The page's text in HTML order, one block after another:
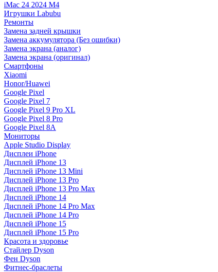
iMac 24 2024 M4
Игрушки Labubu
Ремонты
Замена задней крышки
Замена аккумулятора (Без ошибки)
Замена экрана (аналог)
Замена экрана (оригинал)
Смартфоны
Xiaomi
Honor/Huawei
Google Pixel
Google Pixel 7
Google Pixel 9 Pro XL
Google Pixel 8 Pro
Google Pixel 8A
Мониторы
Apple Studio Display
Дисплеи iPhone
Дисплей iPhone 13
Дисплей iPhone 13 Mini
Дисплей iPhone 13 Pro
Дисплей iPhone 13 Pro Max
Дисплей iPhone 14
Дисплей iPhone 14 Pro Max
Дисплей iPhone 14 Pro
Дисплей iPhone 15
Дисплей iPhone 15 Pro
Красота и здоровье
Стайлер Dyson
Фен Dyson
Фитнес-браслеты